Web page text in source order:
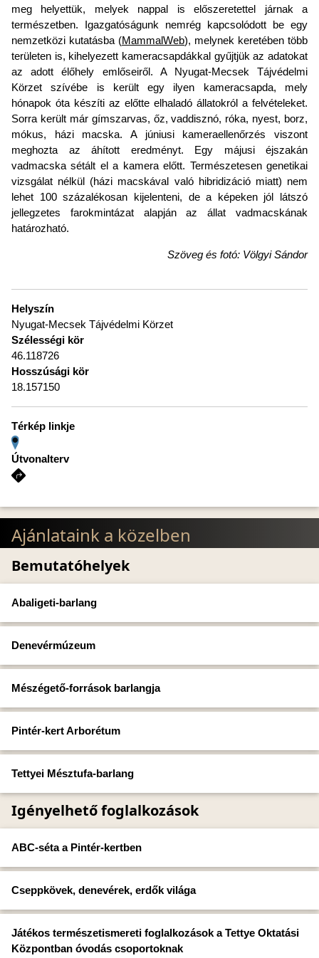
meg helyettük, melyek nappal is előszeretettel járnak a
természetben. Igazgatóságunk nemrég kapcsolódott be egy
nemzetközi kutatásba (MammalWeb), melynek keretében több
területen is, kihelyezett kameracsapdákkal gyűjtjük az adatokat
az adott élőhely emlőseiről. A Nyugat-Mecsek Tájvédelmi
Körzet szívébe is került egy ilyen kameracsapda, mely
hónapok óta készíti az előtte elhaladó állatokról a felvételeket.
Sorra került már gímszarvas, őz, vaddisznó, róka, nyest, borz,
mókus, házi macska. A júniusi kameraellenőrzés viszont
meghozta az áhított eredményt. Egy májusi éjszakán
vadmacska sétált el a kamera előtt. Természetesen genetikai
vizsgálat nélkül (házi macskával való hibridizáció miatt) nem
lehet 100 százalékosan kijelenteni, de a képeken jól látszó
jellegzetes farokmintázat alapján az állat vadmacskának
határozható.
Szöveg és fotó: Völgyi Sándor
Helyszín
Nyugat-Mecsek Tájvédelmi Körzet
Szélességi kör
46.118726
Hosszúsági kör
18.157150
Térkép linkje
Útvonalterv
Ajánlataink a közelben
Bemutatóhelyek
Abaligeti-barlang
Denevérmúzeum
Mészégető-források barlangja
Pintér-kert Arborétum
Tettyei Mésztufa-barlang
Igényelhető foglalkozások
ABC-séta a Pintér-kertben
Cseppkövek, denevérek, erdők világa
Játékos természetismereti foglalkozások a Tettye Oktatási
Központban óvodás csoportoknak